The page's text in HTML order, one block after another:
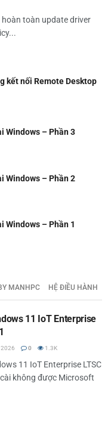
toàn update driver
kết nối Remote Desktop
Windows – Phần 3
Windows – Phần 2
Windows – Phần 1
MANHPC HỆ ĐIỀU HÀNH
11 IoT Enterprise
2026 0 1.3K
11 IoT Enterprise LTSC
không được Microsoft